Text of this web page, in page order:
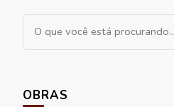
Procurando
algo?
OBRAS